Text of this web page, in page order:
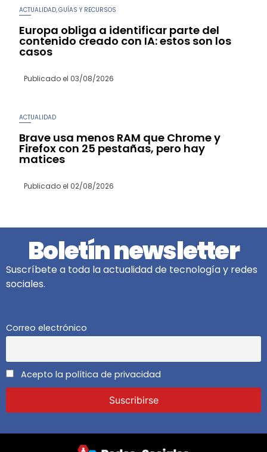
ACTUALIDAD ,GUÍAS Y RECURSOS
Europa obliga a identificar parte del
contenido creado con IA: estos son los
casos
Publicado el 03/08/2026
ACTUALIDAD
Brave usa menos RAM que Chrome y
Firefox con 25 pestañas, pero hay
matices
Publicado el 02/08/2026
Boletín newsletter
Suscríbete a toda la actualidad de tecnología y redes
sociales.
Correo electrónico
Acepto la política de privacidad